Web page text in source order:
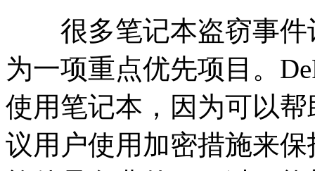
很多笔记本盗窃事件
为一项重点优先项目。
使用笔记本，因为可以
议用户使用加密措施来